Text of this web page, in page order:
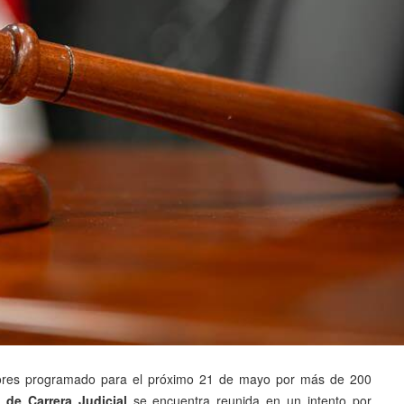
programado para el próximo 21 de mayo por más de 200
de Carrera Judicial se encuentra reunida en un intento por